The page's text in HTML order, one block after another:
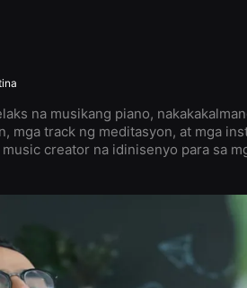
na musikang piano,
mga track ng meditasyon, at mga
music creator na idinisenyo para sa